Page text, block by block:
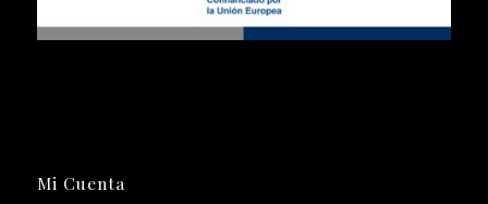
Mi Cuenta